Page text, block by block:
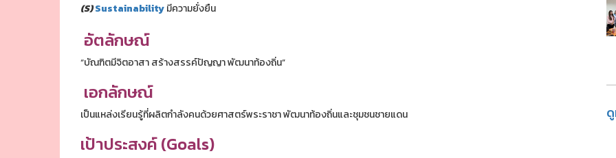
(S)Sustainabilityมีความยั่งยืน
อัตลักษณ์
“บัณฑิตมีจิตอาสา สร้างสรรค์ปัญญา พัฒนาท้องถิ่น”
เอกลักษณ์
เป็นแหล่งเรียนรู้ที่ผลิตกำลังคนด้วยศาสตร์พระราชา พัฒนาท้องถิ่นและชุมชนชายแดน
เป้าประสงค์ (Goals)